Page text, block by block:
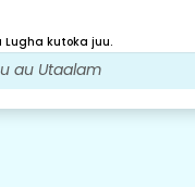
Lugha kutoka juu.